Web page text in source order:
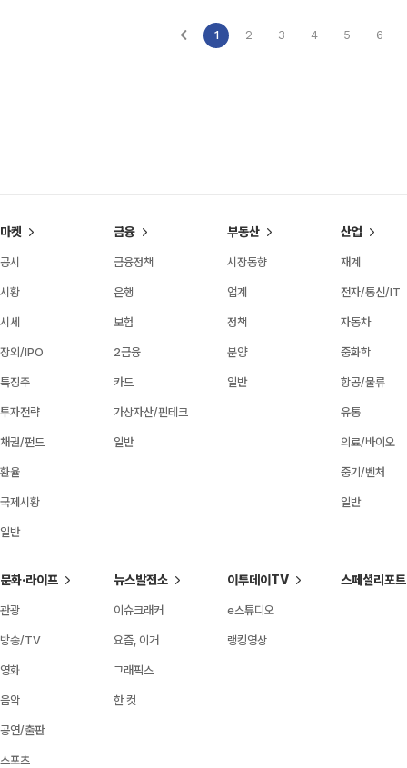
1 2 3 4 5 6
마켓
공시
시황
시세
장외/IPO
특징주
투자전략
채권/펀드
환율
국제시황
일반
금융
금융정책
은행
보험
2금융
카드
가상자산/핀테크
일반
부동산
시장동향
업계
정책
분양
일반
산업
재계
전자/통신/IT
자동차
중화학
항공/물류
유통
의료/바이오
중기/벤처
일반
문화·라이프
관광
방송/TV
영화
음악
공연/출판
스포츠
뉴스발전소
이슈크래커
요즘, 이거
그래픽스
한 컷
이투데이TV
e스튜디오
랭킹영상
스페셜리포트